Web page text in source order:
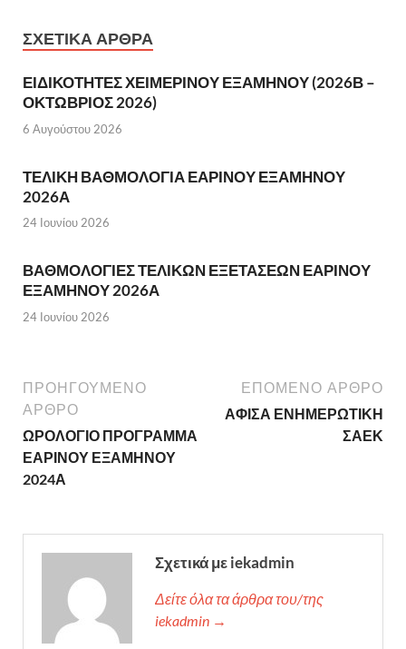
ΣΧΕΤΙΚΆ ΆΡΘΡΑ
ΕΙΔΙΚΟΤΗΤΕΣ ΧΕΙΜΕΡΙΝΟΥ ΕΞΑΜΗΝΟΥ (2026Β –
ΟΚΤΩΒΡΙΟΣ 2026)
6 Αυγούστου 2026
ΤΕΛΙΚΗ ΒΑΘΜΟΛΟΓΙΑ ΕΑΡΙΝΟΥ ΕΞΑΜΗΝΟΥ
2026Α
24 Ιουνίου 2026
ΒΑΘΜΟΛΟΓΙΕΣ ΤΕΛΙΚΩΝ ΕΞΕΤΑΣΕΩΝ ΕΑΡΙΝΟΥ
ΕΞΑΜΗΝΟΥ 2026Α
24 Ιουνίου 2026
ΠΡΟΗΓΟΎΜΕΝΟ
ΆΡΘΡΟ
ΩΡΟΛΟΓΙΟ ΠΡΟΓΡΑΜΜΑ
ΕΑΡΙΝΟΥ ΕΞΑΜΗΝΟΥ
2024Α
ΕΠΌΜΕΝΟ ΆΡΘΡΟ
ΑΦΙΣΑ ΕΝΗΜΕΡΩΤΙΚΗ
ΣΑΕΚ
Σχετικά με iekadmin
Δείτε όλα τα άρθρα του/της
iekadmin →